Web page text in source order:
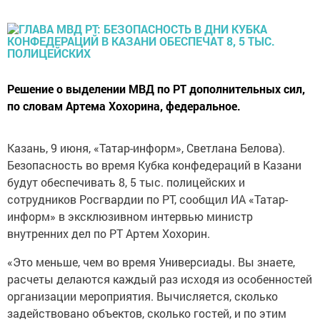
Решение о выделении МВД по РТ дополнительных сил,
по словам Артема Хохорина, федеральное.
Казань, 9 июня, «Татар-информ», Светлана Белова).
Безопасность во время Кубка конфедераций в Казани
будут обеспечивать 8, 5 тыс. полицейских и
сотрудников Росгвардии по РТ, сообщил ИА «Татар-
информ» в эксклюзивном интервью министр
внутренних дел по РТ Артем Хохорин.
«Это меньше, чем во время Универсиады. Вы знаете,
расчеты делаются каждый раз исходя из особенностей
организации мероприятия. Вычисляется, сколько
задействовано объектов, сколько гостей, и по этим